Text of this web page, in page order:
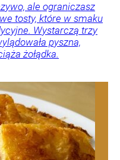
ale ograniczasz
tosty, które w smaku
Wystarczą trzy
pyszna,
żołądka.